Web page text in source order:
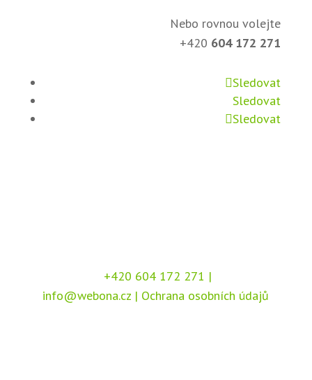
Nebo rovnou volejte
+420 604 172 271
Sledovat
Sledovat
Sledovat
+420 604 172 271 |
info@webona.cz | Ochrana osobních údajů